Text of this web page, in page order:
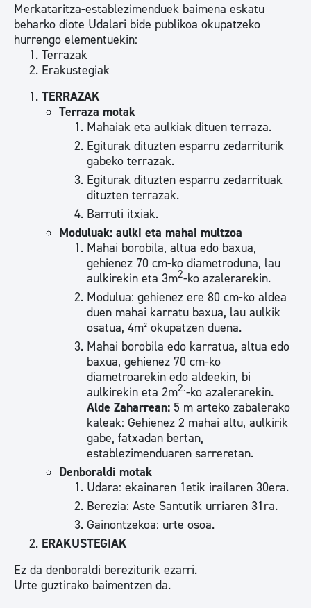
Merkataritza-establezimenduek baimena eskatu
beharko diote Udalari bide publikoa okupatzeko
hurrengo elementuekin:
Terrazak
Erakustegiak
TERRAZAK
Terraza motak
Mahaiak eta aulkiak dituen terraza.
Egiturak dituzten esparru zedarriturik
gabeko terrazak.
Egiturak dituzten esparru zedarrituak
dituzten terrazak.
Barruti itxiak.
Moduluak: aulki eta mahai multzoa
Mahai borobila, altua edo baxua,
gehienez 70 cm-ko diametroduna, lau
aulkirekin eta 3m2-ko azalerarekin.
Modulua: gehienez ere 80 cm-ko aldea
duen mahai karratu baxua, lau aulkik
osatua, 4m² okupatzen duena.
Mahai borobila edo karratua, altua edo
baxua, gehienez 70 cm-ko
diametroarekin edo aldeekin, bi
aulkirekin eta 2m2.-ko azalerarekin.
Alde Zaharrean: 5 m arteko zabalerako
kaleak: Gehienez 2 mahai altu, aulkirik
gabe, fatxadan bertan,
establezimenduaren sarreretan.
Denboraldi motak
Udara: ekainaren 1etik irailaren 30era.
Berezia: Aste Santutik urriaren 31ra.
Gainontzekoa: urte osoa.
ERAKUSTEGIAK
Ez da denboraldi bereziturik ezarri.
Urte guztirako baimentzen da.